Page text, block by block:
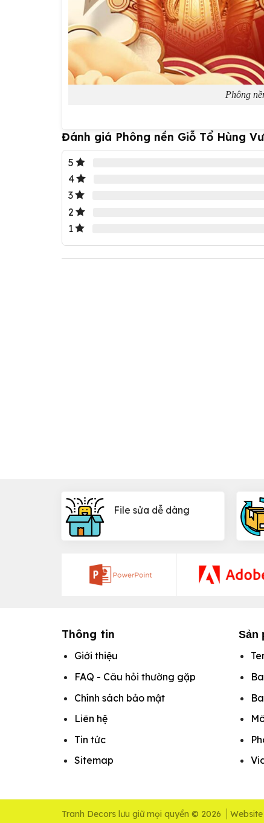
Phông
Đánh giá Phông nền Giỗ Tổ Hùng
5
4
3
2
1
File sửa dễ dàng
Thông tin
Giới thiệu
FAQ - Câu hỏi thường gặp
Chính sách bảo mật
Liên hệ
Tin tức
Sitemap
Sản
Tranh Decors lưu giữ mọi quyền © 2026